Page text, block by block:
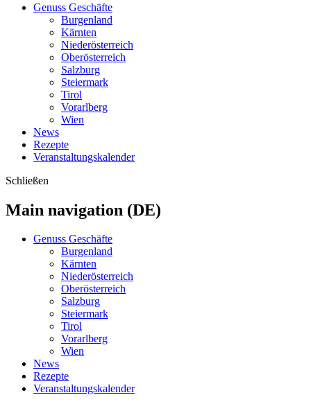
Genuss Geschäfte
Burgenland
Kärnten
Niederösterreich
Oberösterreich
Salzburg
Steiermark
Tirol
Vorarlberg
Wien
News
Rezepte
Veranstaltungskalender
Schließen
Main navigation (DE)
Genuss Geschäfte
Burgenland
Kärnten
Niederösterreich
Oberösterreich
Salzburg
Steiermark
Tirol
Vorarlberg
Wien
News
Rezepte
Veranstaltungskalender